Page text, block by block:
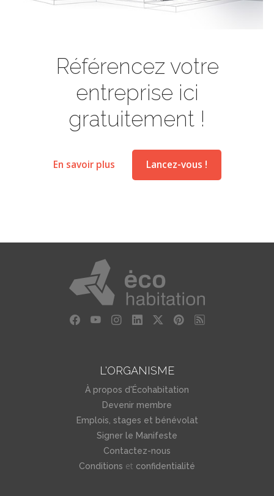
Référencez votre
entreprise ici
gratuitement !
En savoir plus Lancez-vous !
L'ORGANISME
À propos d'Écohabitation
Devenir membre
Emplois, stages et bénévolat
Signer le Manifeste
Contactez-nous
Conditions et confidentialité